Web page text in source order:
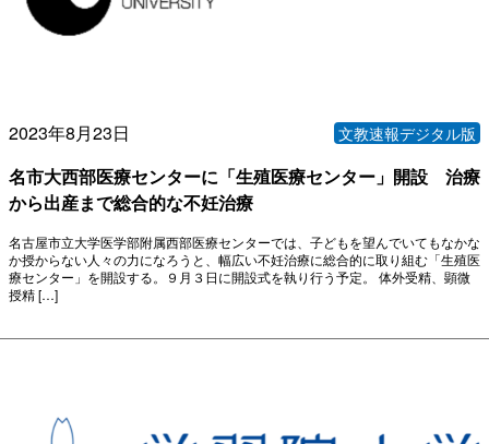
2023年8月23日 文教速報デジタル版
名市大西部医療センターに「生殖医療センター」開設 治療
から出産まで総合的な不妊治療
名古屋市立大学医学部附属西部医療センターでは、子どもを望んでいてもなかな
か授からない人々の力になろうと、幅広い不妊治療に総合的に取り組む「生殖医
療センター」を開設する。９月３日に開設式を執り行う予定。 体外受精、顕微
授精 […]